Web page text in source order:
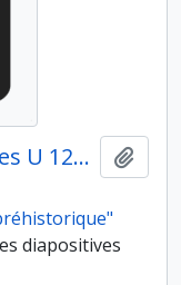
Détail de la faune des mètres U 125-126, TU 129 et du carré V129
diapositives